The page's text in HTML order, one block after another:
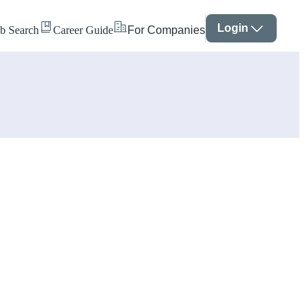
Search Career Guide For Companies Login